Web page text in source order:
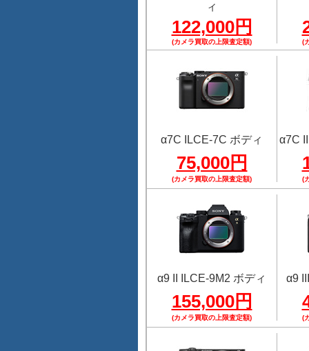
ィ
122,000円
(カメラ買取の上限査定額) (
α7C ILCE-7C ボディ
75,000円
(カメラ買取の上限査定額)
α7C
(
α9 II ILCE-9M2 ボディ
155,000円
(カメラ買取の上限査定額)
α9
(